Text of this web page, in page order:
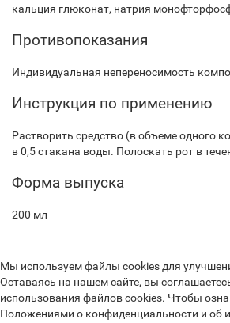
кальция глюконат, натрия
Противопоказания
Индивидуальная непереносимость
Инструкция по применению
Растворить средство (в объеме одного
в 0,5 стакана воды. Полоскать рот в
Форма выпуска
200 мл
Мы используем файлы cookies для
Оставаясь на нашем сайте, вы
использования файлов cookies. Чтобы
Положениями о конфиденциальности и об